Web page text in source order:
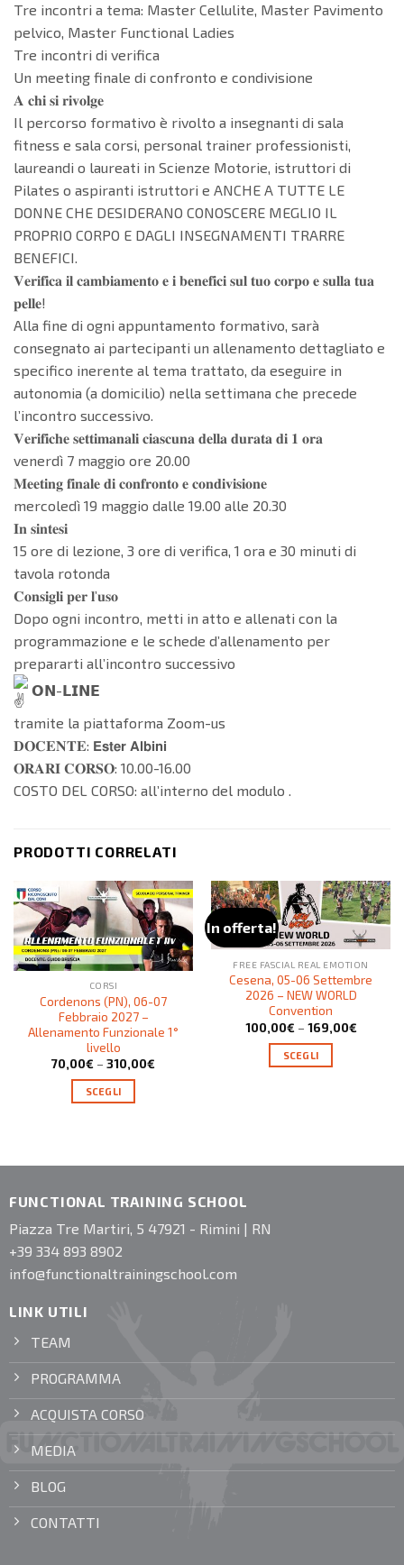
Tre incontri a tema: Master Cellulite, Master Pavimento
pelvico, Master Functional Ladies
Tre incontri di verifica
Un meeting finale di confronto e condivisione
𝐀 𝐜𝐡𝐢 𝐬𝐢 𝐫𝐢𝐯𝐨𝐥𝐠𝐞
Il percorso formativo è rivolto a insegnanti di sala
fitness e sala corsi, personal trainer professionisti,
laureandi o laureati in Scienze Motorie, istruttori di
Pilates o aspiranti istruttori e ANCHE A TUTTE LE
DONNE CHE DESIDERANO CONOSCERE MEGLIO IL
PROPRIO CORPO E DAGLI INSEGNAMENTI TRARRE
BENEFICI.
𝐕𝐞𝐫𝐢𝐟𝐢𝐜𝐚 𝐢𝐥 𝐜𝐚𝐦𝐛𝐢𝐚𝐦𝐞𝐧𝐭𝐨 𝐞 𝐢 𝐛𝐞𝐧𝐞𝐟𝐢𝐜𝐢 𝐬𝐮𝐥 𝐭𝐮𝐨 𝐜𝐨𝐫𝐩𝐨 𝐞 𝐬𝐮𝐥𝐥𝐚 𝐭𝐮𝐚
𝐩𝐞𝐥𝐥𝐞!
Alla fine di ogni appuntamento formativo, sarà
consegnato ai partecipanti un allenamento dettagliato e
specifico inerente al tema trattato, da eseguire in
autonomia (a domicilio) nella settimana che precede
l’incontro successivo.
𝐕𝐞𝐫𝐢𝐟𝐢𝐜𝐡𝐞 𝐬𝐞𝐭𝐭𝐢𝐦𝐚𝐧𝐚𝐥𝐢 𝐜𝐢𝐚𝐬𝐜𝐮𝐧𝐚 𝐝𝐞𝐥𝐥𝐚 𝐝𝐮𝐫𝐚𝐭𝐚 𝐝𝐢 𝟏 𝐨𝐫𝐚
venerdì 7 maggio ore 20.00
𝐌𝐞𝐞𝐭𝐢𝐧𝐠 𝐟𝐢𝐧𝐚𝐥𝐞 𝐝𝐢 𝐜𝐨𝐧𝐟𝐫𝐨𝐧𝐭𝐨 𝐞 𝐜𝐨𝐧𝐝𝐢𝐯𝐢𝐬𝐢𝐨𝐧𝐞
mercoledì 19 maggio dalle 19.00 alle 20.30
𝐈𝐧 𝐬𝐢𝐧𝐭𝐞𝐬𝐢
15 ore di lezione, 3 ore di verifica, 1 ora e 30 minuti di
tavola rotonda
𝐂𝐨𝐧𝐬𝐢𝐠𝐥𝐢 𝐩𝐞𝐫 𝐥’𝐮𝐬𝐨
Dopo ogni incontro, metti in atto e allenati con la
programmazione e le schede d’allenamento per
prepararti all’incontro successivo
𝗢𝗡-𝗟𝗜𝗡𝗘
tramite la piattaforma Zoom-us
𝐃𝐎𝐂𝐄𝐍𝐓𝐄: 𝗘𝘀𝘁𝗲𝗿 𝗔𝗹𝗯𝗶𝗻𝗶
𝐎𝐑𝐀𝐑𝐈 𝐂𝐎𝐑𝐒𝐎: 10.00-16.00
COSTO DEL CORSO: all’interno del modulo .
PRODOTTI CORRELATI
CORSI
Cordenons (PN), 06-07
Febbraio 2027 –
Allenamento Funzionale 1°
livello
70,00€ – 310,00€
SCEGLI
In offerta!
FREE FASCIAL REAL EMOTION
Cesena, 05-06 Settembre
2026 – NEW WORLD
Convention
100,00€ – 169,00€
SCEGLI
FUNCTIONAL TRAINING SCHOOL
Piazza Tre Martiri, 5 47921 - Rimini | RN
+39 334 893 8902
info@functionaltrainingschool.com
LINK UTILI
TEAM
PROGRAMMA
ACQUISTA CORSO
MEDIA
BLOG
CONTATTI